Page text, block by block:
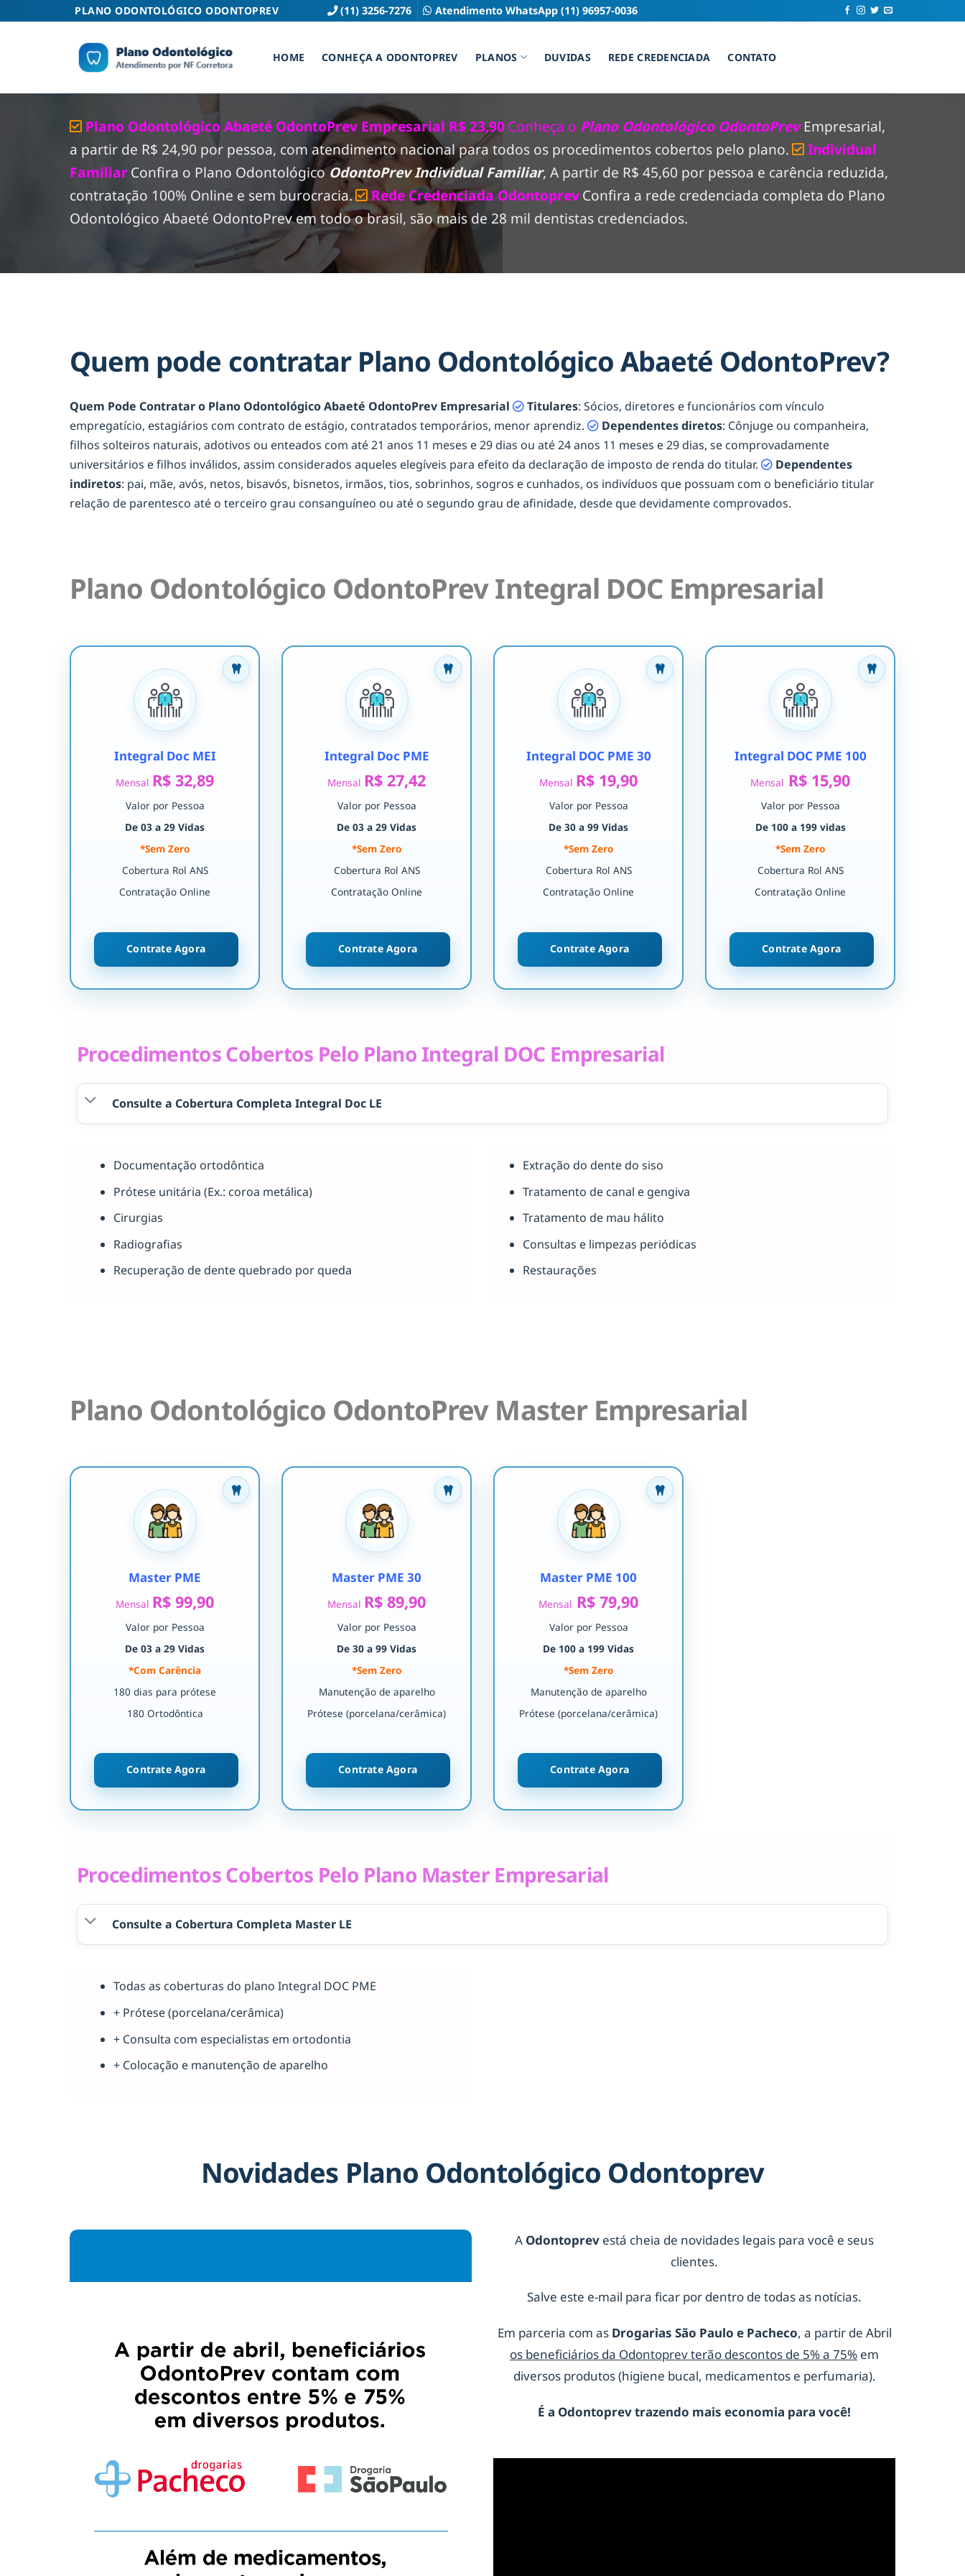
PLANO ODONTOLÓGICO ODONTOPREV (11) 3256-7276 Atendimento WhatsApp (11) 96957-0036
HOME CONHEÇA A ODONTOPREV PLANOS DUVIDAS REDE CREDENCIADA CONTATO
Plano Odontológico Abaeté OdontoPrev Empresarial R$ 23,90Conheça o Plano Odontológico OdontoPrev Empresarial,
a partir de R$ 24,90 por pessoa, com atendimento nacional para todos os procedimentos cobertos pelo plano.
Individual
FamiliarConfira o Plano OdontológicoOdontoPrev Individual Familiar, A partir de R$ 45,60 por pessoa e carência reduzida,
contratação 100% Online e sem burocracia.
Rede Credenciada OdontoprevConfira a rede credenciada completa do Plano
Odontológico Abaeté OdontoPrev em todo o brasil, são mais de 28 mil dentistas credenciados.
Quem pode contratar Plano Odontológico Abaeté OdontoPrev?
Quem Pode Contratar o Plano Odontológico Abaeté OdontoPrev Empresarial Titulares: Sócios, diretores e funcionários com vínculo
empregatício, estagiários com contrato de estágio, contratados temporários, menor aprendiz.
Dependentes diretos: Cônjuge ou companheira,
filhos solteiros naturais, adotivos ou enteados com até 21 anos 11 meses e 29 dias ou até 24 anos 11 meses e 29 dias, se comprovadamente
universitários e filhos inválidos, assim considerados aqueles elegíveis para efeito da declaração de imposto de renda do titular.
Dependentes
indiretos: pai, mãe, avós, netos, bisavós, bisnetos, irmãos, tios, sobrinhos, sogros e cunhados, os indivíduos que possuam com o beneficiário titular
relação de parentesco até o terceiro grau consanguíneo ou até o segundo grau de afinidade, desde que devidamente comprovados.
Plano Odontológico OdontoPrev Integral DOC Empresarial
Integral Doc MEI
Mensal R$ 32,89
Valor por Pessoa
De 03 a 29 Vidas
*Sem Zero
Cobertura Rol ANS
Contratação Online
Contrate Agora
Integral Doc PME
Mensal R$ 27,42
Valor por Pessoa
De 03 a 29 Vidas
*Sem Zero
Cobertura Rol ANS
Contratação Online
Contrate Agora
Integral DOC PME 30
Mensal R$ 19,90
Valor por Pessoa
De 30 a 99 Vidas
*Sem Zero
Cobertura Rol ANS
Contratação Online
Contrate Agora
Integral DOC PME 100
Mensal R$ 15,90
Valor por Pessoa
De 100 a 199 vidas
*Sem Zero
Cobertura Rol ANS
Contratação Online
Contrate Agora
Procedimentos Cobertos Pelo Plano Integral DOC Empresarial
Consulte a Cobertura Completa Integral Doc LE
Documentação ortodôntica
Prótese unitária (Ex.: coroa metálica)
Cirurgias
Radiografias
Recuperação de dente quebrado por queda
Extração do dente do siso
Tratamento de canal e gengiva
Tratamento de mau hálito
Consultas e limpezas periódicas
Restaurações
Plano Odontológico OdontoPrev Master Empresarial
Master PME
Mensal R$ 99,90
Valor por Pessoa
De 03 a 29 Vidas
*Com Carência
180 dias para prótese
180 Ortodôntica
Contrate Agora
Master PME 30
Mensal R$ 89,90
Valor por Pessoa
De 30 a 99 Vidas
*Sem Zero
Manutenção de aparelho
Prótese (porcelana/cerâmica)
Contrate Agora
Master PME 100
Mensal R$ 79,90
Valor por Pessoa
De 100 a 199 Vidas
*Sem Zero
Manutenção de aparelho
Prótese (porcelana/cerâmica)
Contrate Agora
Procedimentos Cobertos Pelo Plano Master Empresarial
Consulte a Cobertura Completa Master LE
Todas as coberturas do plano Integral DOC PME
+ Prótese (porcelana/cerâmica)
+ Consulta com especialistas em ortodontia
+ Colocação e manutenção de aparelho
Novidades Plano Odontológico Odontoprev
A Odontoprev está cheia de novidades legais para você e seus
clientes.
Salve este e-mail para ficar por dentro de todas as notícias.
Em parceria com as Drogarias São Paulo e Pacheco, a partir de Abril
os beneficiários da Odontoprev terão descontos de 5% a 75% em
diversos produtos (higiene bucal, medicamentos e perfumaria).
É a Odontoprevtrazendo mais economia para você!